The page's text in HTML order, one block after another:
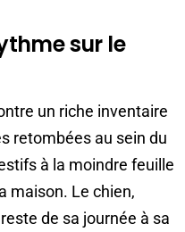
sur le
un riche inventaire
retombées au sein du
à la moindre feuille
maison. Le chien,
de sa journée à sa